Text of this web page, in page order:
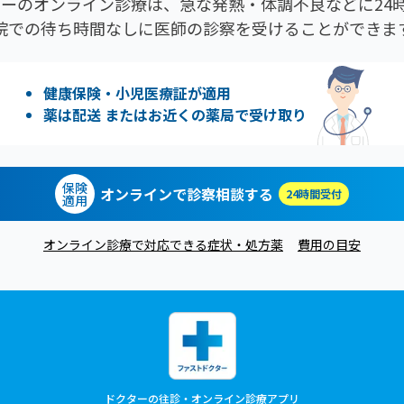
での待ち時間なしに医師の診察を受けることができま
健康保険・小児医療証が適用
薬は配送 またはお近くの薬局で受け取り
保険
適用 オンラインで診察相談する 24時間受付
オンライン診療で対応できる症状・処方薬 費用の目安
ドクターの往診・オンライン診療アプリ